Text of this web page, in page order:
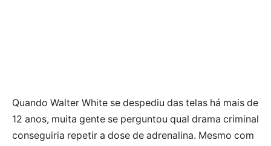
Quando Walter White se despediu das telas há mais de
12 anos, muita gente se perguntou qual drama criminal
conseguiria repetir a dose de adrenalina. Mesmo com